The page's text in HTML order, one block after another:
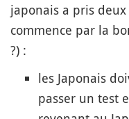
japonais a pris
commence par la
?) :
les Japonais
passer un test